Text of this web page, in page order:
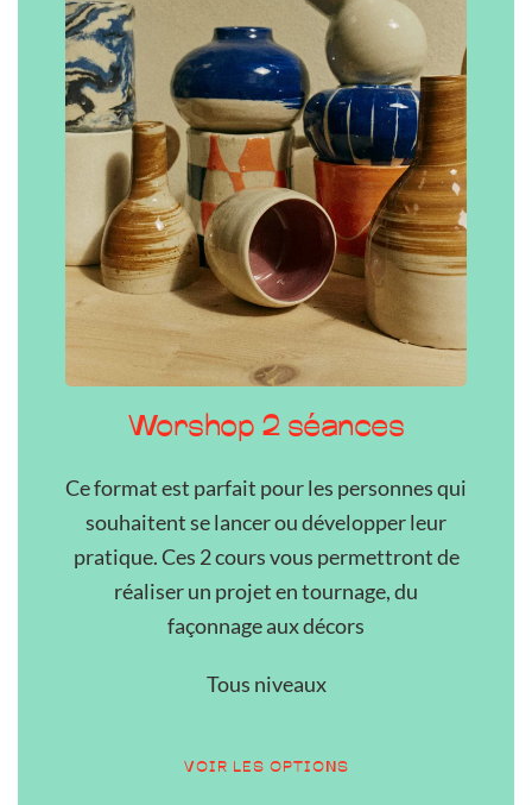
Worshop 2 séances
Ce format est parfait pour les personnes qui
souhaitent se lancer ou développer leur
pratique. Ces 2 cours vous permettront de
réaliser un projet en tournage, du
façonnage aux décors
Tous niveaux
VOIR LES OPTIONS